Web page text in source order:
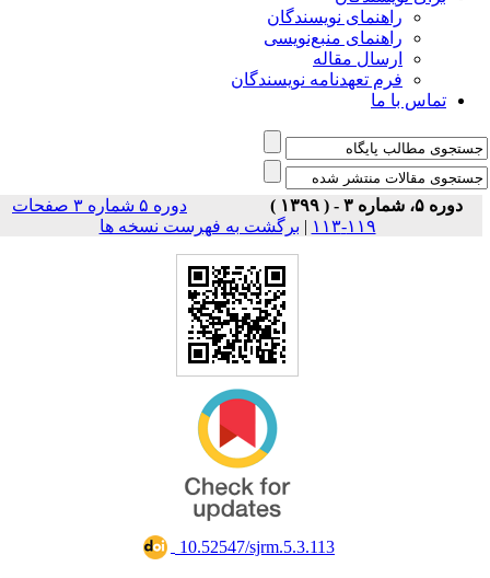
راهنمای نویسندگان
راهنمای منبع‌نویسی
ارسال مقاله
فرم تعهدنامه نویسندگان
تماس با ما
دوره ۵، شماره ۳ - ( ۱۳۹۹ )
دوره ۵ شماره ۳ صفحات
۱۱۹-۱۱۳
| برگشت به فهرست نسخه ها
‎ 10.52547/sjrm.5.3.113